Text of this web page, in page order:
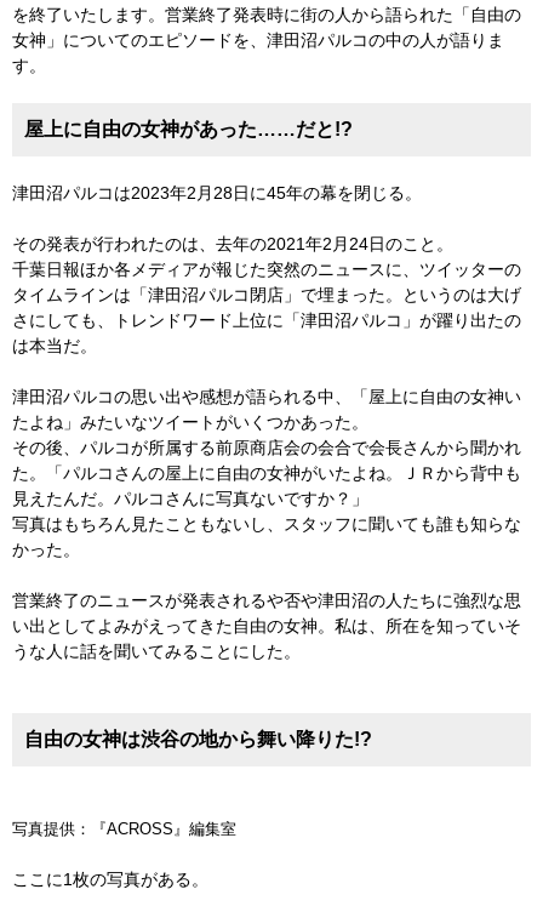
を終了いたします。営業終了発表時に街の人から語られた「自由の
女神」についてのエピソードを、津田沼パルコの中の人が語りま
す。
屋上に自由の女神があった……だと!?
津田沼パルコは2023年2月28日に45年の幕を閉じる。
その発表が行われたのは、去年の2021年2月24日のこと。
千葉日報ほか各メディアが報じた突然のニュースに、ツイッターの
タイムラインは「津田沼パルコ閉店」で埋まった。というのは大げ
さにしても、トレンドワード上位に「津田沼パルコ」が躍り出たの
は本当だ。
津田沼パルコの思い出や感想が語られる中、「屋上に自由の女神い
たよね」みたいなツイートがいくつかあった。
その後、パルコが所属する前原商店会の会合で会長さんから聞かれ
た。「パルコさんの屋上に自由の女神がいたよね。ＪＲから背中も
見えたんだ。パルコさんに写真ないですか？」
写真はもちろん見たこともないし、スタッフに聞いても誰も知らな
かった。
営業終了のニュースが発表されるや否や津田沼の人たちに強烈な思
い出としてよみがえってきた自由の女神。私は、所在を知っていそ
うな人に話を聞いてみることにした。
自由の女神は渋谷の地から舞い降りた!?
写真提供：『ACROSS』編集室
ここに1枚の写真がある。